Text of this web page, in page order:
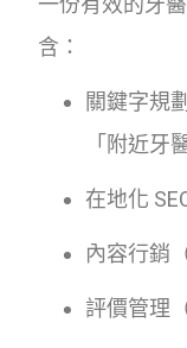
含：
關鍵字規
「附近牙
在地化
內容行銷
評價管理